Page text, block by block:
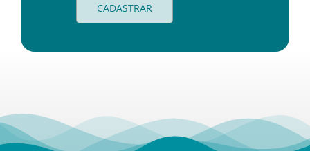
CADASTRAR